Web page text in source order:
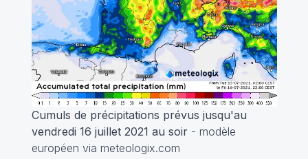
Cumuls de précipitations prévus jusqu'au
vendredi 16 juillet 2021 au soir- modèle
européen via meteologix.com